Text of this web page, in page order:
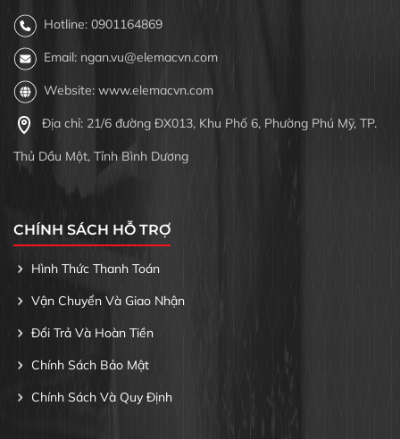
Hotline: 0901164869
Email: ngan.vu@elemacvn.com
Website: www.elemacvn.com
Địa chỉ: 21/6 đường ĐX013, Khu Phố 6, Phường Phú Mỹ, TP.
Thủ Dầu Một, Tỉnh Bình Dương
CHÍNH SÁCH HỖ TRỢ
Hình Thức Thanh Toán
Vận Chuyển Và Giao Nhận
Đổi Trả Và Hoàn Tiền
Chính Sách Bảo Mật
Chính Sách Và Quy Định